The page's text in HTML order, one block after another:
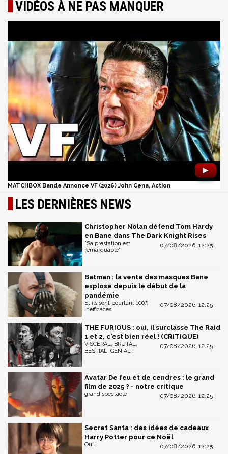
VIDÉOS À NE PAS MANQUER
►
MATCHBOX Bande Annonce VF (2026) John Cena, Action
LES DERNIÈRES NEWS
Christopher Nolan défend Tom Hardy
en Bane dans The Dark Knight Rises
07/08/2026, 12:25
"Sa prestation est
remarquable"
Batman : la vente des masques Bane
explose depuis le début de la
pandémie
07/08/2026, 12:25
Et ils sont pourtant 100%
inefficaces
THE FURIOUS : oui, il surclasse The Raid
1 et 2, c'est bien réel ! (CRITIQUE)
07/08/2026, 12:25
VISCERAL, BRUTAL,
BESTIAL, GENIAL !
Avatar De feu et de cendres : le grand
film de 2025 ? - notre critique
07/08/2026, 12:25
grand spectacle
Secret Santa : des idées de cadeaux
Harry Potter pour ce Noël
07/08/2026, 12:25
Oui !